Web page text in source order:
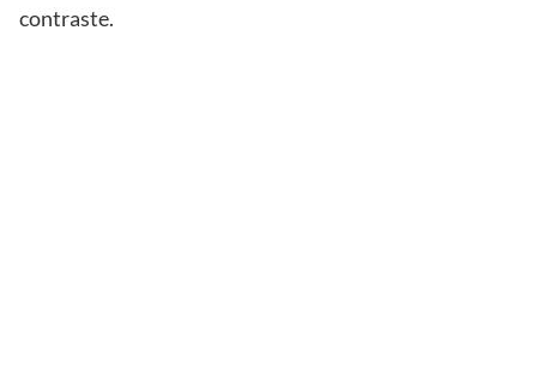
contraste.